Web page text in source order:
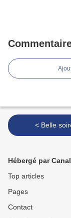
< Belle
Hébergé par
Top articles
Pages
Contact